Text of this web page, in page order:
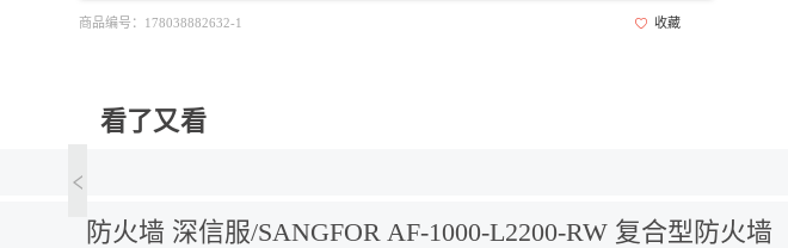
商品编号： 178038882632-1 收藏
看了又看
防火墙 深信服/SANGFOR AF-1000-L2200-RW 复合型防火墙